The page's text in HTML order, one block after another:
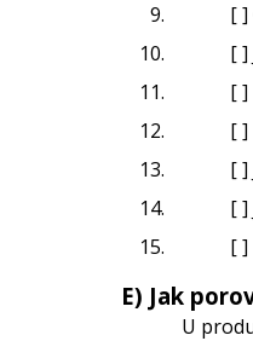
[ ]
[ ]
[ ]
[ ]
[ ]
[ ]
[
E) Jak
U